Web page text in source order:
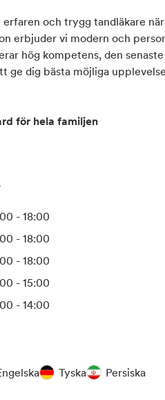
och trygg tandläkare
erbjuder vi modern och
hög kompetens, den
ge dig bästa möjliga
för hela familjen
regelbundna undersökningar
och hygienistbehandling
nära Hammarbysjöstad &
och leende-design
protetik
trådlyft
en rutinkontroll, akut
efter dina individuella
- 18:00
- 18:00
- 18:00
- 15:00
- 14:00
Tyska Persiska